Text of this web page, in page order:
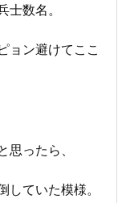
数名。
ョン避けてここ
ったら、
ていた模様。